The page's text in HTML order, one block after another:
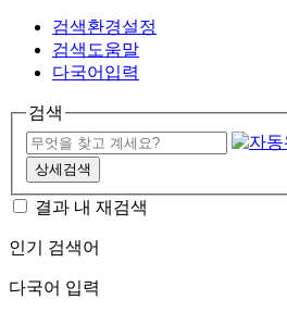
검색환경설정
검색도움말
다국어입력
검색
상세검색
결과 내 재검색
인기 검색어
다국어 입력